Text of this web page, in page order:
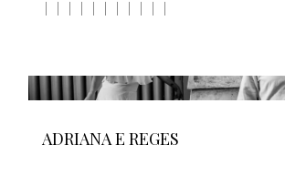
ADRIANA E REGES